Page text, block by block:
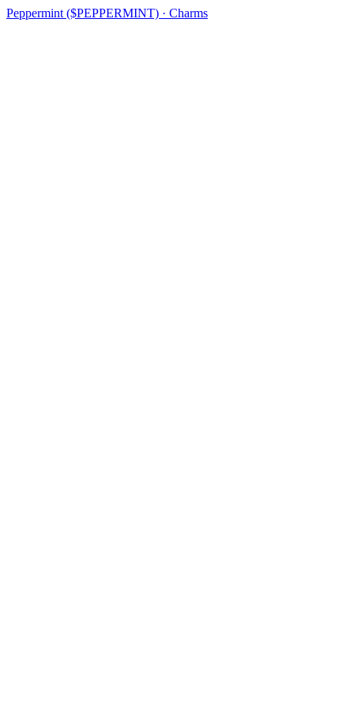
Peppermint ($PEPPERMINT) · Charms